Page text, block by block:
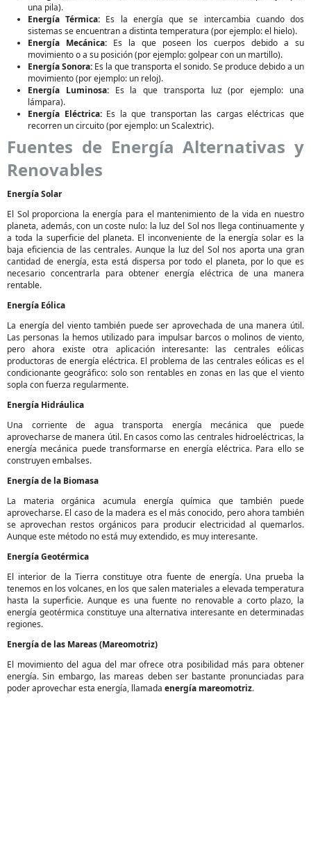
una pila).
Energía Térmica: Es la energía que se intercambia cuando dos
sistemas se encuentran a distinta temperatura (por ejemplo: el hielo).
Energía Mecánica:Es la que poseen los cuerpos debido a su
movimiento o a su posición (por ejemplo: golpear con un martillo).
Energía Sonora: Es la que transporta el sonido. Se produce debido a un
movimiento (por ejemplo: un reloj).
Energía Luminosa:Es la que transporta luz (por ejemplo: una
lámpara).
Energía Eléctrica:Es la que transportan las cargas eléctricas que
recorren un circuito (por ejemplo: un Scalextric).
Fuentes de Energía Alternativas y
Renovables
Energía Solar
El Sol proporciona la energía para el mantenimiento de la vida en nuestro
planeta, además, con un coste nulo: la luz del Sol nos llega continuamente y
a toda la superficie del planeta. El inconveniente de la energía solar es la
baja eficiencia de las centrales. Aunque la luz del Sol nos aporta una gran
cantidad de energía, esta está dispersa por todo el planeta, por lo que es
necesario concentrarla para obtener energía eléctrica de una manera
rentable.
Energía Eólica
La energía del viento también puede ser aprovechada de una manera útil.
Las personas la hemos utilizado para impulsar barcos o molinos de viento,
pero ahora existe otra aplicación interesante: las centrales eólicas
productoras de energía eléctrica. El problema de las centrales eólicas es el
condicionante geográfico: solo son rentables en zonas en las que el viento
sopla con fuerza regularmente.
Energía Hidráulica
Una corriente de agua transporta energía mecánica que puede
aprovecharse de manera útil. En casos como las centrales hidroeléctricas, la
energía mecánica puede transformarse en energía eléctrica. Para ello se
construyen embalses.
Energía de la Biomasa
La materia orgánica acumula energía química que también puede
aprovecharse. El caso de la madera es el más conocido, pero ahora también
se aprovechan restos orgánicos para producir electricidad al quemarlos.
Aunque este método no está muy extendido, es muy interesante.
Energía Geotérmica
El interior de la Tierra constituye otra fuente de energía. Una prueba la
tenemos en los volcanes, en los que salen materiales a elevada temperatura
hasta la superficie. Aunque es una fuente no renovable a corto plazo, la
energía geotérmica constituye una alternativa interesante en determinadas
regiones.
Energía de las Mareas (Mareomotriz)
El movimiento del agua del mar ofrece otra posibilidad más para obtener
energía. Sin embargo, las mareas deben ser bastante pronunciadas para
poder aprovechar esta energía, llamada energía mareomotriz.